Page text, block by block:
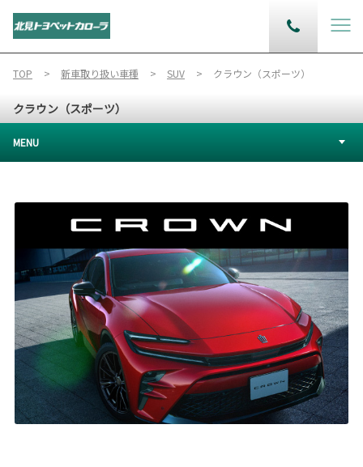
TOP 新車取り扱い車種 SUV クラウン（スポーツ）
クラウン（スポーツ）
MENU